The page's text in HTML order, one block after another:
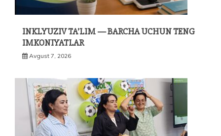
INKLYUZIV TA’LIM — BARCHA UCHUN TENG
IMKONIYATLAR
Avgust 7, 2026